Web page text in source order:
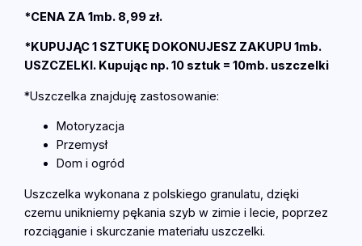
Z
Z
E
K
w
i
o
*CENA ZA 1mb. 8,99 zł.
*KUPUJĄC 1 SZTUKĘ DOKONUJESZ ZAKUPU 1mb.
USZCZELKI. Kupując np. 10 sztuk = 10mb. uszczelki
*Uszczelka znajduję zastosowanie:
Motoryzacja
Przemysł
Dom i ogród
Uszczelka wykonana z polskiego granulatu, dzięki
czemu unikniemy pękania szyb w zimie i lecie, poprzez
rozciąganie i skurczanie materiału uszczelki.